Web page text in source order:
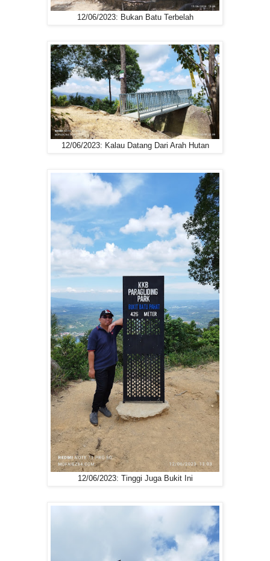
12/06/2023: Bukan Batu Terbelah
12/06/2023: Kalau Datang Dari Arah Hutan
12/06/2023: Tinggi Juga Bukit Ini